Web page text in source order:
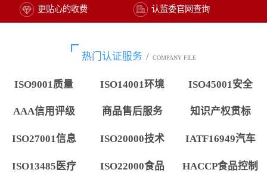
更贴心的收费 认监委官网查询
热门认证服务 / COMPANY FILE
ISO9001质量 ISO14001环境 ISO45001安全
AAA信用评级 商品售后服务 知识产权贯标
ISO27001信息 ISO20000技术 IATF16949汽车
ISO13485医疗 ISO22000食品 HACCP食品控制